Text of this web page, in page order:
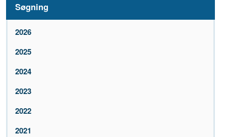
Søgning
2026
2025
2024
2023
2022
2021